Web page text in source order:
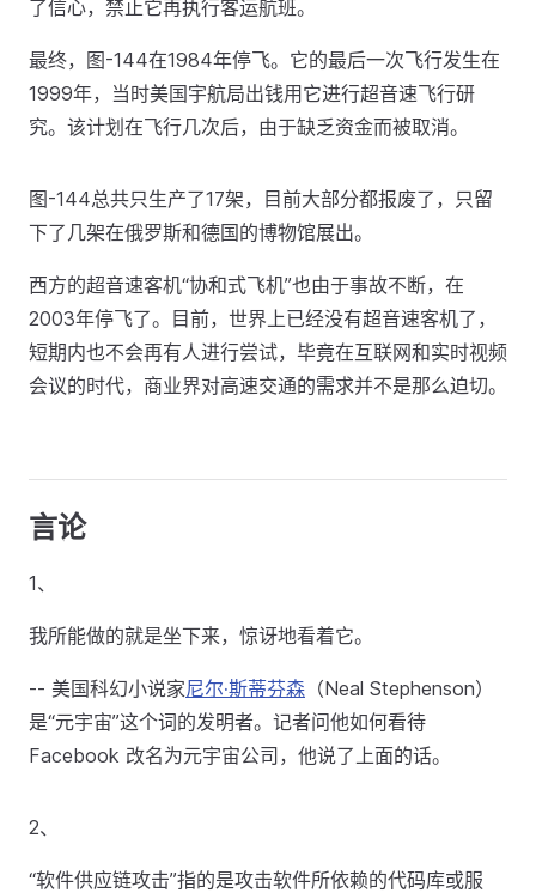
了信心，禁止它再执行客运航班。
最终，图-144在1984年停飞。它的最后一次飞行发生在
1999年，当时美国宇航局出钱用它进行超音速飞行研
究。该计划在飞行几次后，由于缺乏资金而被取消。
图-144总共只生产了17架，目前大部分都报废了，只留
下了几架在俄罗斯和德国的博物馆展出。
西方的超音速客机“协和式飞机”也由于事故不断，在
2003年停飞了。目前，世界上已经没有超音速客机了，
短期内也不会再有人进行尝试，毕竟在互联网和实时视频
会议的时代，商业界对高速交通的需求并不是那么迫切。
言论
1、
我所能做的就是坐下来，惊讶地看着它。
-- 美国科幻小说家尼尔·斯蒂芬森 （Neal Stephenson）
是“元宇宙”这个词的发明者。记者问他如何看待
Facebook 改名为元宇宙公司，他说了上面的话。
2、
“软件供应链攻击”指的是攻击软件所依赖的代码库或服